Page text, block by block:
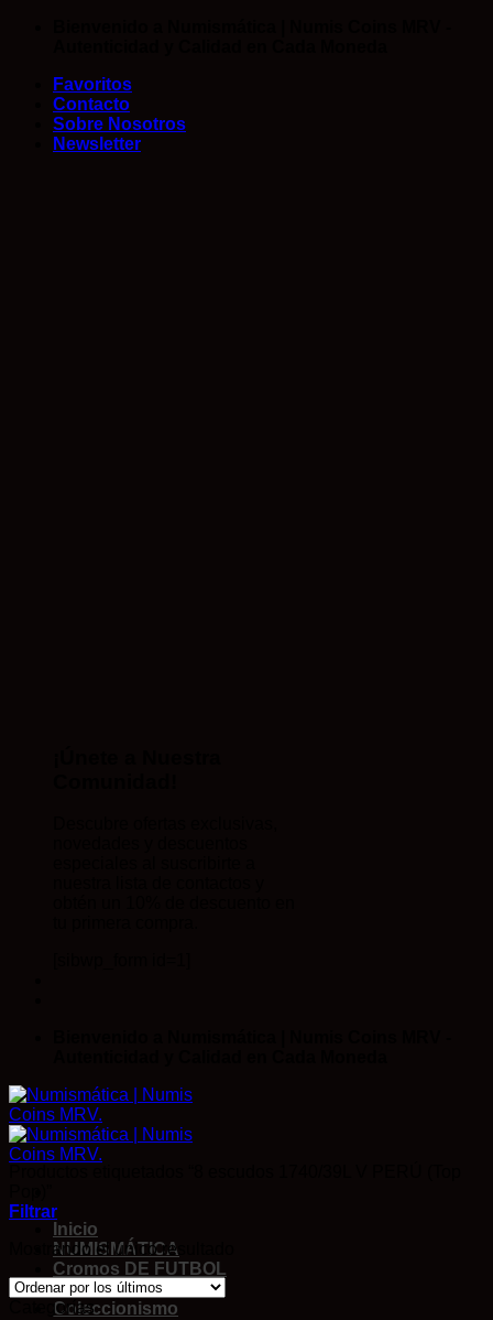
Favoritos
Contacto
Sobre Nosotros
Newsletter
Inicio
NUMISMÁTICA
Cromos DE FUTBOL
Antigüedades
Coleccionismo
Filtrar
Mostrando el único resultado
Categorías